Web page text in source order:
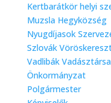
Kertbarátkör helyi
Muzsla Hegyközség
Nyugdíjasok
Szlovák
Vadlibák
Önkormányzat
Polgármester